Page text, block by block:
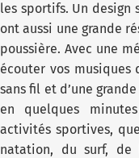
les sportifs. Un
ont aussi une grande
poussière. Avec une
écouter vos musiques
sans fil et d’une
en quelques
activités sportives,
natation, du surf, de